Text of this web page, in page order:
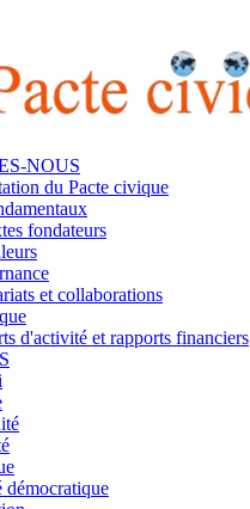
NOUS
du Pacte civique
fondateurs
et collaborations
d'activité et rapports financiers
démocratique